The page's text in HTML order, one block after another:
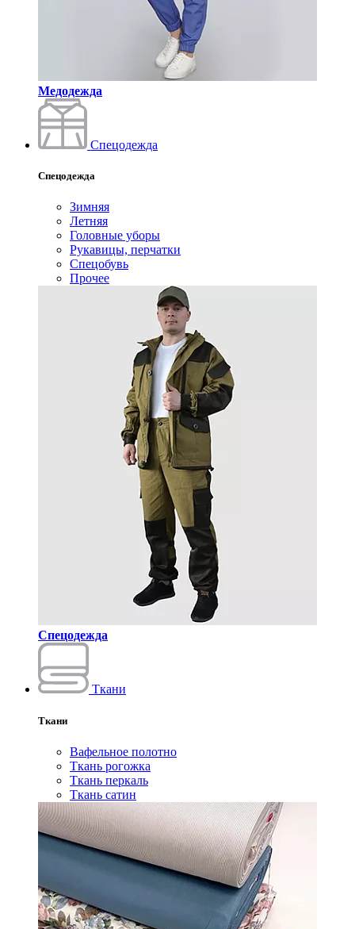
Медодежда
Спецодежда
Спецодежда
Зимняя
Летняя
Головные уборы
Рукавицы, перчатки
Спецобувь
Прочее
Спецодежда
Ткани
Ткани
Вафельное полотно
Ткань рогожка
Ткань перкаль
Ткань сатин